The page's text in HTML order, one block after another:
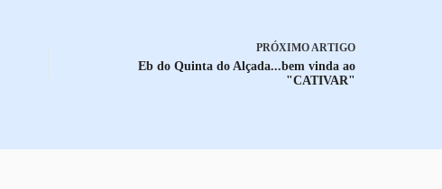
PRÓXIMOARTIGO
Eb do Quinta do Alçada...bem vinda ao
"CATIVAR"